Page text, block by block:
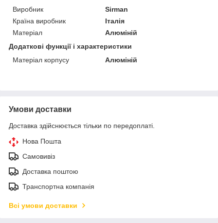
Виробник
Sirman
Країна виробник
Італія
Матеріал
Алюміній
Додаткові функції і характеристики
Матеріал корпусу
Алюміній
Умови доставки
Доставка здійснюється тільки по передоплаті.
Нова Пошта
Самовивіз
Доставка поштою
Транспортна компанія
Всі умови доставки